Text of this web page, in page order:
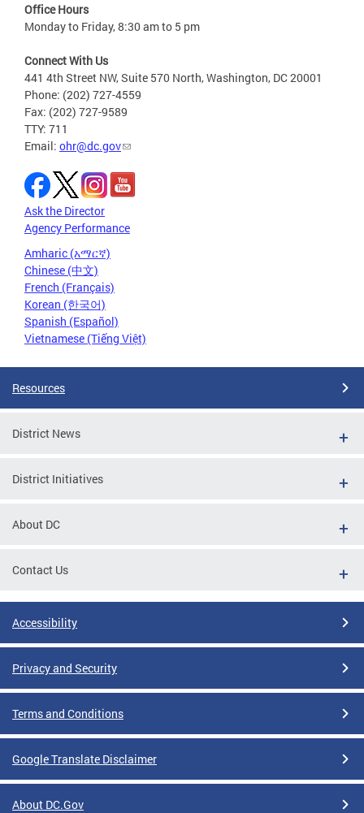
Office Hours
Monday to Friday, 8:30 am to 5 pm
Connect With Us
441 4th Street NW, Suite 570 North, Washington, DC 20001
Phone: (202) 727-4559
Fax: (202) 727-9589
TTY: 711
Email: ohr@dc.gov
Ask the Director
Agency Performance
Amharic (አማርኛ)
Chinese (中文)
French (Français)
Korean (한국어)
Spanish (Español)
Vietnamese (Tiếng Việt)
Resources
District News
District Initiatives
About DC
Contact Us
Accessibility
Privacy and Security
Terms and Conditions
Google Translate Disclaimer
About DC.Gov